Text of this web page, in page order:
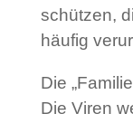
schützen,
häufig
Die
Die Viren